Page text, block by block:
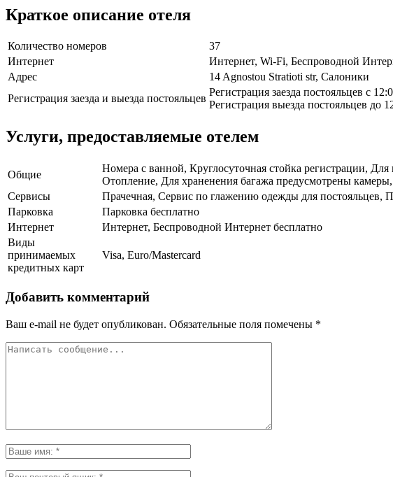
Краткое описание отеля
Количество номеров
37
Интернет
Интернет, Wi-Fi, Беспроводной
Адрес
14 Agnostou Stratioti str, Салоники
Регистрация заезда и выезда постояльцев
Регистрация заезда постояльцев с
Регистрация выезда постояльцев до
Услуги, предоставляемые отелем
Общие
Номера с ванной, Круглосуточная стойка регистрации, Для
Отопление, Для храненения багажа предусмотрены
Сервисы
Прачечная, Сервис по глажению одежды для постояльцев,
Парковка
Парковка бесплатно
Интернет
Интернет, Беспроводной Интернет бесплатно
Виды
принимаемых
кредитных карт
Visa, Euro/Mastercard
Добавить комментарий
Ваш e-mail не будет опубликован. Обязательные поля помечены *